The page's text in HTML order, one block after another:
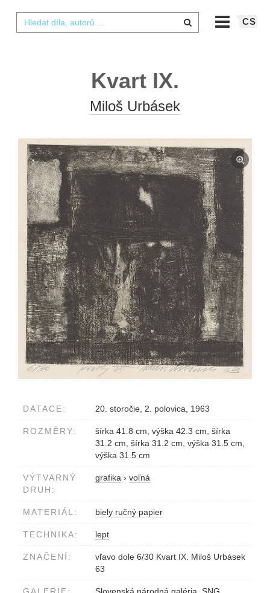
CS
Kvart IX.
Miloš Urbásek
DATACE: 20. storočie, 2. polovica, 1963
ROZMĚRY:
šírka 41.8 cm, výška 42.3 cm, šírka
31.2 cm, šírka 31.2 cm, výška 31.5 cm,
výška 31.5 cm
VÝTVARNÝ
DRUH:
grafika › voľná
MATERIÁL: biely ručný papier
TECHNIKA: lept
ZNAČENÍ:
vľavo dole 6/30 Kvart IX. Miloš Urbásek
63